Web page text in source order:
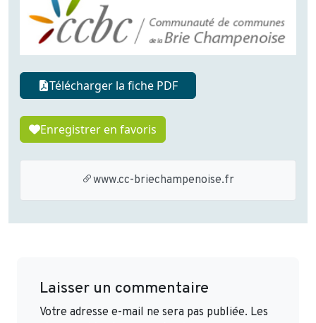
Télécharger la fiche PDF
Enregistrer en favoris
www.cc-briechampenoise.fr
Laisser un commentaire
Votre adresse e-mail ne sera pas publiée. Les